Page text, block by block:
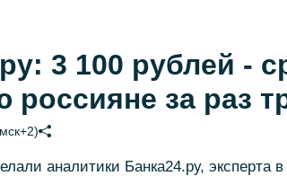
3 100 рублей -
россияне за раз
аналитики Банка24.ру, эксперта